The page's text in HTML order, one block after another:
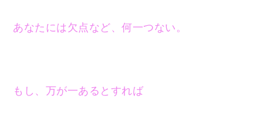
あなたには欠点など、何一つない。
もし、万が一あるとすれば